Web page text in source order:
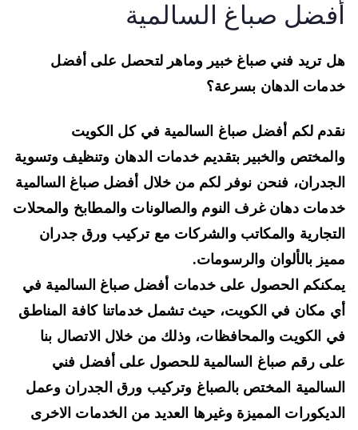
صباغ السالمية
تريد فني صباغ خبير وماهر لتحصل على أفضل
الدهان بسرعة؟
لكم أفضل صباغ السالمية في كل الكويت
والخبير بتقديم خدمات الدهان وتنظيف وتسوية
فنحن نوفر لكم من خلال أفضل صباغ السالمية
دهان غرف النوم والصالونات والمطابخ والمحلات
والمكاتب والشركات مع تركيب ورق جدران
بالألوان والرسومات.
الحصول على خدمات أفضل صباغ السالمية في
مكان في الكويت، حيث تشمل خدماتنا كافة المناطق
الكويت والمحافظات، وذلك من خلال الاتصال بنا
رقم صباغ السالمية للحصول على أفضل فني
المختص بالصباغ وتركيب ورق الجدران وعمل
المميزة وغيرها العديد من الخدمات الاخرى